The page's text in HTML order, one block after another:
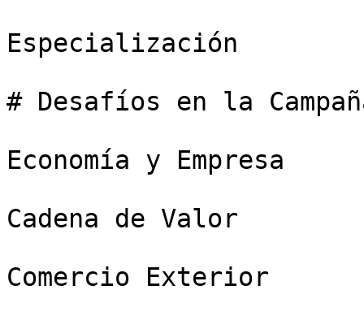
Especialización
# Desafíos en la
Economía y Empresa
Cadena de Valor
Comercio Exterior